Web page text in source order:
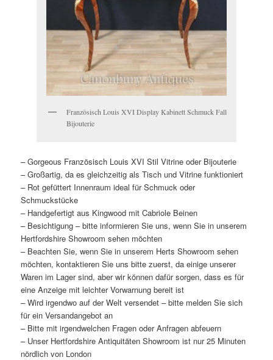
Französisch Louis XVI Display Kabinett Schmuck Fall
Bijouterie
– Gorgeous Französisch Louis XVI Stil Vitrine oder Bijouterie
– Großartig, da es gleichzeitig als Tisch und Vitrine funktioniert
– Rot gefüttert Innenraum ideal für Schmuck oder
Schmuckstücke
– Handgefertigt aus Kingwood mit Cabriole Beinen
– Besichtigung – bitte informieren Sie uns, wenn Sie in unserem
Hertfordshire Showroom sehen möchten
– Beachten Sie, wenn Sie in unserem Herts Showroom sehen
möchten, kontaktieren Sie uns bitte zuerst, da einige unserer
Waren im Lager sind, aber wir können dafür sorgen, dass es für
eine Anzeige mit leichter Vorwarnung bereit ist
– Wird irgendwo auf der Welt versendet – bitte melden Sie sich
für ein Versandangebot an
– Bitte mit irgendwelchen Fragen oder Anfragen abfeuern
– Unser Hertfordshire Antiquitäten Showroom ist nur 25 Minuten
nördlich von London